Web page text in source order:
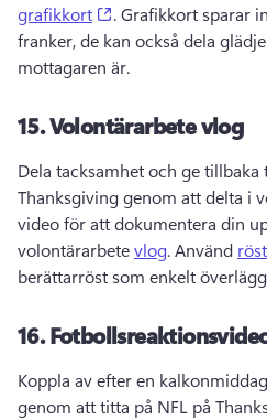
grafikkort
(opens in a new tab)
. Grafikkort sparar
franker, de kan också dela
mottagaren är.
15.Volontärarbete vlog
Dela tacksamhet och ge
Thanksgiving genom att delta i
video för att dokumentera din
volontärarbete vlog. Använd
berättarröst som enkelt
16.
Koppla av efter en
genom att titta på NFL på